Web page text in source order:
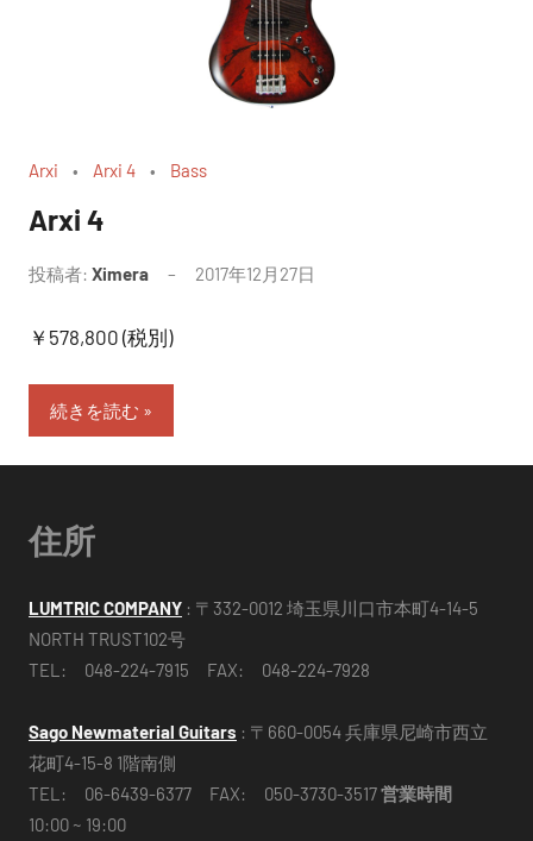
Arxi Arxi 4 Bass
Arxi 4
投稿者: Ximera 2017年12月27日
￥578,800 (税別)
続きを読む
住所
LUMTRIC COMPANY : 〒332-0012 埼玉県川口市本町4-14-5
NORTH TRUST102号
TEL: 048-224-7915 FAX: 048-224-7928
Sago Newmaterial Guitars : 〒660-0054 兵庫県尼崎市西立
花町4-15-8 1階南側
TEL: 06-6439-6377 FAX: 050-3730-3517営業時間
10:00 ~ 19:00